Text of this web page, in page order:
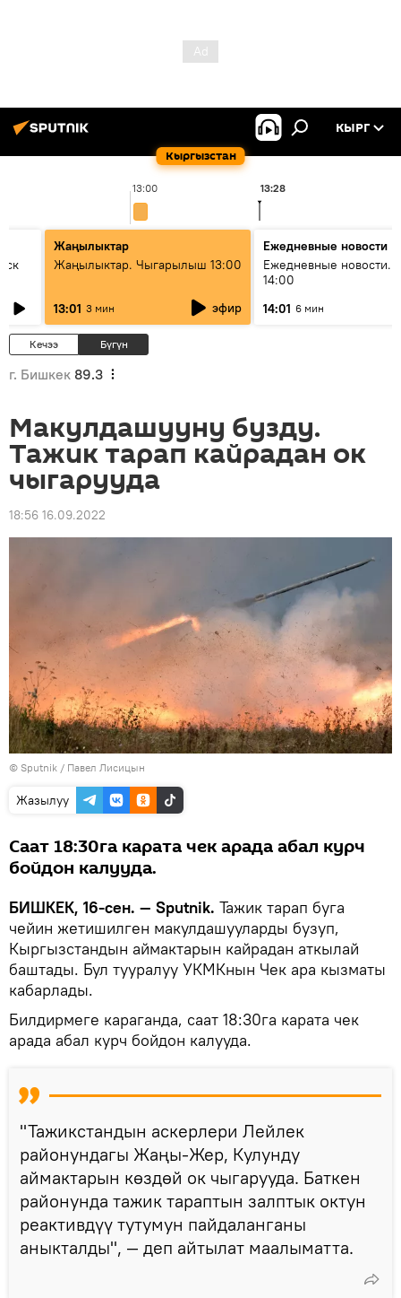
Кыргызстан
КЫРГ
13:00 13:28
Жаңылыктар
Жаңылыктар. Чыгарылыш 13:00
13:01 3 мин эфир
Ежедневные новости
Ежедневные новости.
14:00
14:01 6 мин
Кечээ Бүгүн
г. Бишкек 89.3
Макулдашууну бузду.
Тажик тарап кайрадан ок
чыгарууда
18:56 16.09.2022
© Sputnik / Павел Лисицын
Жазылуу
Саат 18:30га карата чек арада абал курч
бойдон калууда.
БИШКЕК, 16-сен. — Sputnik. Тажик тарап буга
чейин жетишилген макулдашууларды бузуп,
Кыргызстандын аймактарын кайрадан аткылай
баштады. Бул тууралуу УКМКнын Чек ара кызматы
кабарлады.
Билдирмеге караганда, саат 18:30га карата чек
арада абал курч бойдон калууда.
"Тажикстандын аскерлери Лейлек
районундагы Жаңы-Жер, Кулунду
аймактарын көздөй ок чыгарууда. Баткен
районунда тажик тараптын залптык октун
реактивдүү тутумун пайдаланганы
аныкталды", — деп айтылат маалыматта.